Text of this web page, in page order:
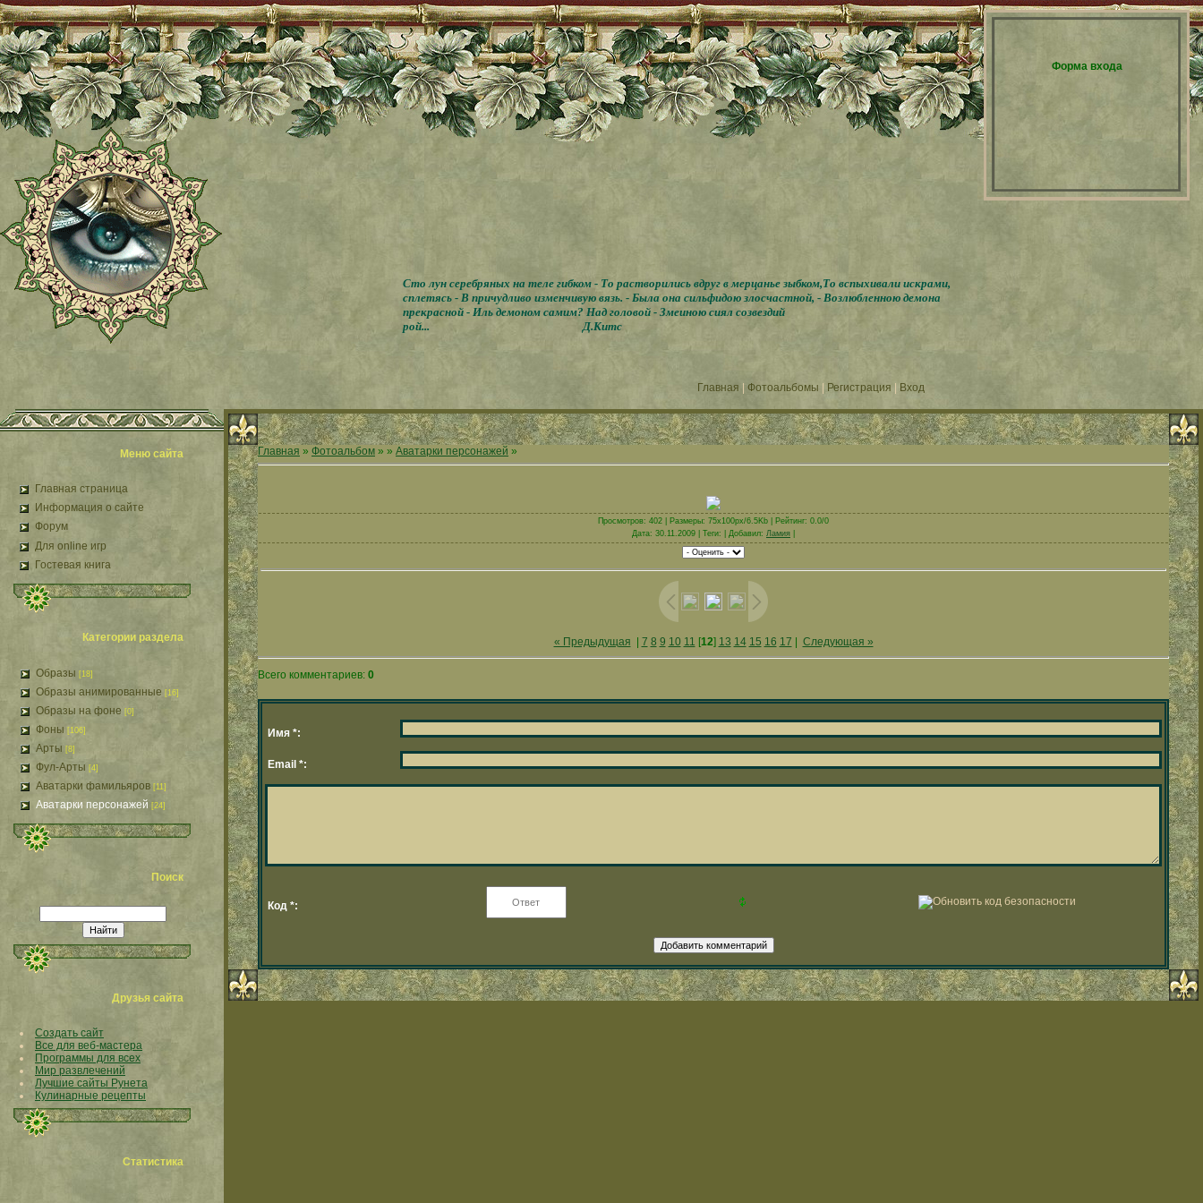
Сто лун серебряных на теле гибком - То растворились вдруг в мерцанье зыбком,То вспыхивали искрами,
сплетясь - В причудливо изменчивую вязь. - Была она сильфидою злосчастной, - Возлюбленною демона
прекрасной - Иль демоном самим? Над головой - Змеиною сиял созвездий
рой...
Д.Китс
Главная Фотоальбомы Регистрация Вход
Форма входа
Меню сайта
Главная страница
Информация о сайте
Форум
Для online игр
Гостевая книга
Категории раздела
Образы [18]
Образы анимированные [16]
Образы на фоне [0]
Фоны [106]
Арты [8]
Фул-Арты [4]
Аватарки фамильяров [11]
Аватарки персонажей [24]
Поиск
Друзья сайта
Создать сайт
Все для веб-мастера
Программы для всех
Мир развлечений
Лучшие сайты Рунета
Кулинарные рецепты
Статистика
Главная » Фотоальбом » » Аватарки персонажей »
Просмотров: 402 | Размеры: 75x100px/6.5Kb | Рейтинг: 0.0/0
Дата: 30.11.2009 | Теги: | Добавил: Ламия
« Предыдущая 7 8 9 10 11 [12] 13 14 15 16 17 Следующая »
Всего комментариев: 0
Имя *:
Email *:
Код *: